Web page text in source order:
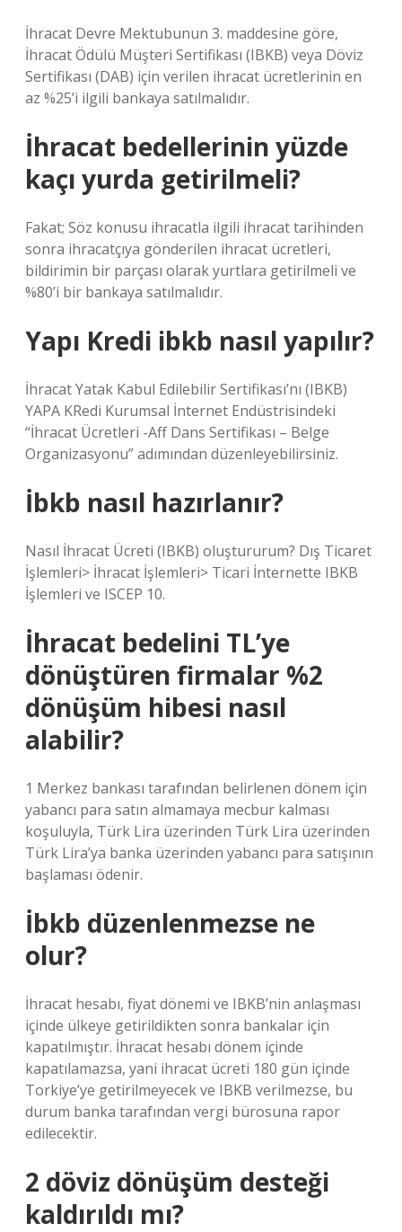
İhracat Devre Mektubunun 3. maddesine göre,
İhracat Ödülü Müşteri Sertifikası (IBKB) veya Döviz
Sertifikası (DAB) için verilen ihracat ücretlerinin en
az %25’i ilgili bankaya satılmalıdır.
İhracat bedellerinin yüzde
kaçı yurda getirilmeli?
Fakat; Söz konusu ihracatla ilgili ihracat tarihinden
sonra ihracatçıya gönderilen ihracat ücretleri,
bildirimin bir parçası olarak yurtlara getirilmeli ve
%80’i bir bankaya satılmalıdır.
Yapı Kredi ibkb nasıl yapılır?
İhracat Yatak Kabul Edilebilir Sertifikası’nı (IBKB)
YAPA KRedi Kurumsal İnternet Endüstrisindeki
“İhracat Ücretleri -Aff Dans Sertifikası – Belge
Organizasyonu” adımından düzenleyebilirsiniz.
İbkb nasıl hazırlanır?
Nasıl İhracat Ücreti (IBKB) oluştururum? Dış Ticaret
İşlemleri> İhracat İşlemleri> Ticari İnternette IBKB
İşlemleri ve ISCEP 10.
İhracat bedelini TL’ye
dönüştüren firmalar %2
dönüşüm hibesi nasıl
alabilir?
1 Merkez bankası tarafından belirlenen dönem için
yabancı para satın almamaya mecbur kalması
koşuluyla, Türk Lira üzerinden Türk Lira üzerinden
Türk Lira’ya banka üzerinden yabancı para satışının
başlaması ödenir.
İbkb düzenlenmezse ne
olur?
İhracat hesabı, fiyat dönemi ve IBKB’nin anlaşması
içinde ülkeye getirildikten sonra bankalar için
kapatılmıştır. İhracat hesabı dönem içinde
kapatılamazsa, yani ihracat ücreti 180 gün içinde
Torkiye’ye getirilmeyecek ve IBKB verilmezse, bu
durum banka tarafından vergi bürosuna rapor
edilecektir.
2 döviz dönüşüm desteği
kaldırıldı mı?